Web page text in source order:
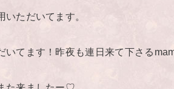
ただいてます。
いてます！昨夜も連日来て下さる